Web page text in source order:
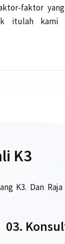
faktor
itulah kami
K3
K3. Dan
03.